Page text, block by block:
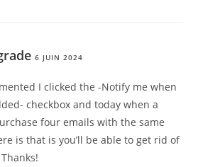
6 JUIN 2024
I clicked the -Notify me when
checkbox and today when a
four emails with the same
is that is you’ll be able to get rid of